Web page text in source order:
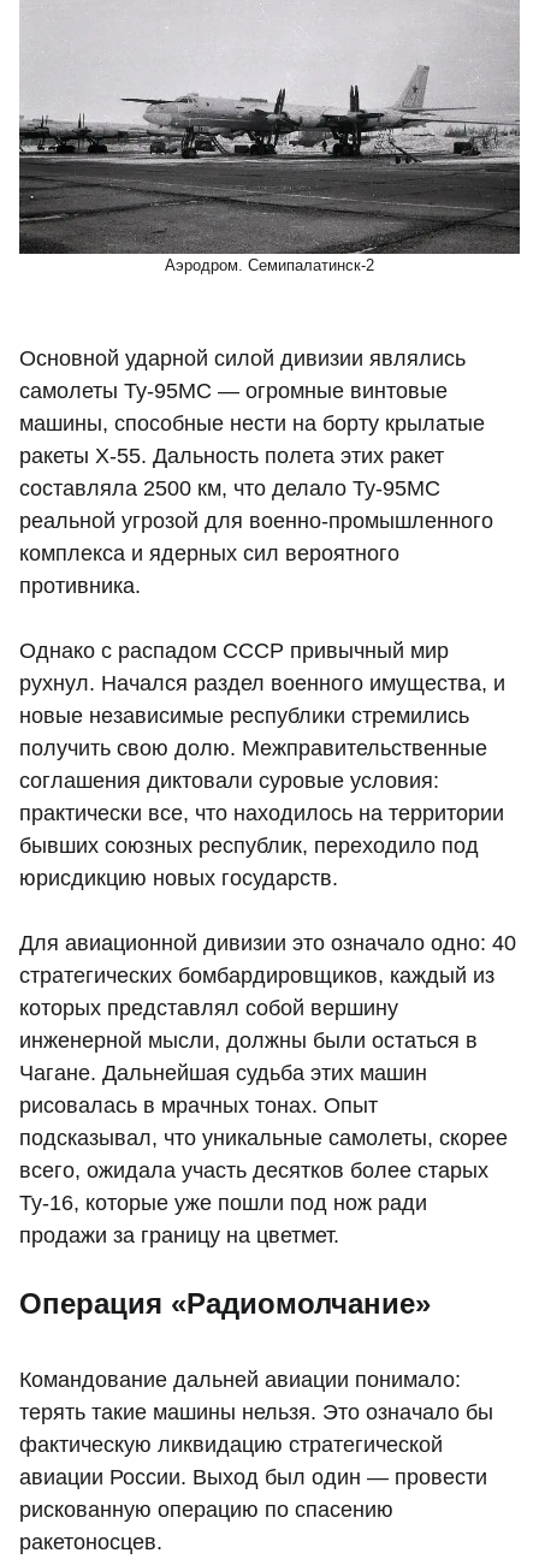
Аэродром. Семипалатинск-2
Основной ударной силой дивизии являлись
самолеты Ту-95МС — огромные винтовые
машины, способные нести на борту крылатые
ракеты Х-55. Дальность полета этих ракет
составляла 2500 км, что делало Ту-95МС
реальной угрозой для военно-промышленного
комплекса и ядерных сил вероятного
противника.
Однако с распадом СССР привычный мир
рухнул. Начался раздел военного имущества, и
новые независимые республики стремились
получить свою долю. Межправительственные
соглашения диктовали суровые условия:
практически все, что находилось на территории
бывших союзных республик, переходило под
юрисдикцию новых государств.
Для авиационной дивизии это означало одно: 40
стратегических бомбардировщиков, каждый из
которых представлял собой вершину
инженерной мысли, должны были остаться в
Чагане. Дальнейшая судьба этих машин
рисовалась в мрачных тонах. Опыт
подсказывал, что уникальные самолеты, скорее
всего, ожидала участь десятков более старых
Ту-16, которые уже пошли под нож ради
продажи за границу на цветмет.
Операция «Радиомолчание»
Командование дальней авиации понимало:
терять такие машины нельзя. Это означало бы
фактическую ликвидацию стратегической
авиации России. Выход был один — провести
рискованную операцию по спасению
ракетоносцев.